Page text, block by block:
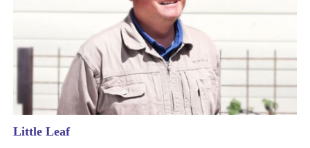
Little Leaf